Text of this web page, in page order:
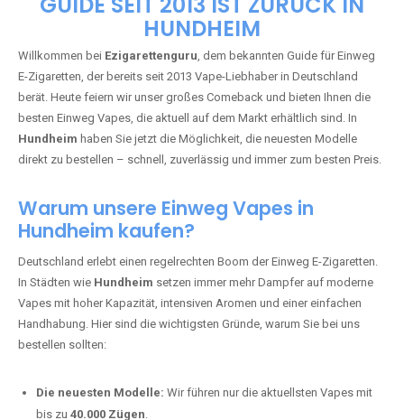
GUIDE SEIT 2013 IST ZURÜCK IN
HUNDHEIM
Willkommen bei Ezigarettenguru, dem bekannten Guide für Einweg
E-Zigaretten, der bereits seit 2013 Vape-Liebhaber in Deutschland
berät. Heute feiern wir unser großes Comeback und bieten Ihnen die
besten Einweg Vapes, die aktuell auf dem Markt erhältlich sind. In
Hundheim haben Sie jetzt die Möglichkeit, die neuesten Modelle
direkt zu bestellen – schnell, zuverlässig und immer zum besten Preis.
Warum unsere Einweg Vapes in
Hundheim kaufen?
Deutschland erlebt einen regelrechten Boom der Einweg E-Zigaretten.
In Städten wie Hundheim setzen immer mehr Dampfer auf moderne
Vapes mit hoher Kapazität, intensiven Aromen und einer einfachen
Handhabung. Hier sind die wichtigsten Gründe, warum Sie bei uns
bestellen sollten:
Die neuesten Modelle: Wir führen nur die aktuellsten Vapes mit
bis zu 40.000 Zügen.